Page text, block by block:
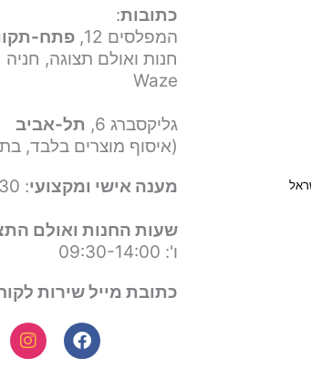
כתובות:
המפלסים 12,
פתח-
חנות ואולם תצוגה,
Waze
גליקסברג 6,
תל-אביב
(איסוף מוצרים בלבד,
מענה אישי ומקצועי: 9:00-21:30
שעות החנות ואולם
ו': 09:30-14:00
כתובת מייל שירות
F
a
I
n